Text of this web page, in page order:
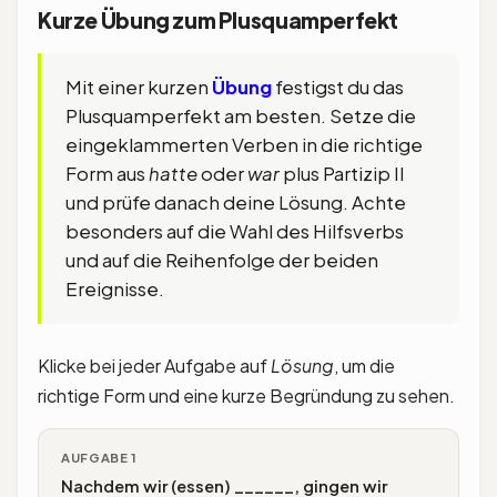
Kurze Übung zum Plusquamperfekt
Mit einer kurzen Übungfestigst du das
Plusquamperfekt am besten. Setze die
eingeklammerten Verben in die richtige
Form aushatteoderwarplus Partizip II
und prüfe danach deine Lösung. Achte
besonders auf die Wahl des Hilfsverbs
und auf die Reihenfolge der beiden
Ereignisse.
Klicke bei jeder Aufgabe aufLösung, um die
richtige Form und eine kurze Begründung zu sehen.
AUFGABE 1
Nachdem wir (essen) ______, gingen wir